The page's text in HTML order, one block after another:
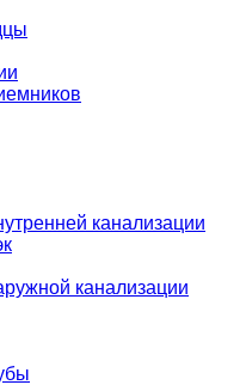
канализации
канализации